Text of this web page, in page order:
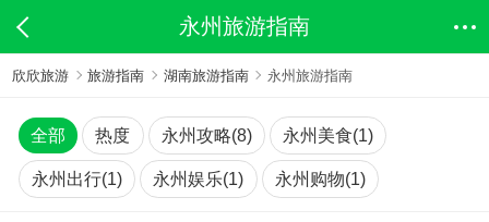
永州旅游指南
欣欣旅游 旅游指南 湖南旅游指南 永州旅游指南
全部 热度 永州攻略(8) 永州美食(1)
永州出行(1) 永州娱乐(1) 永州购物(1)